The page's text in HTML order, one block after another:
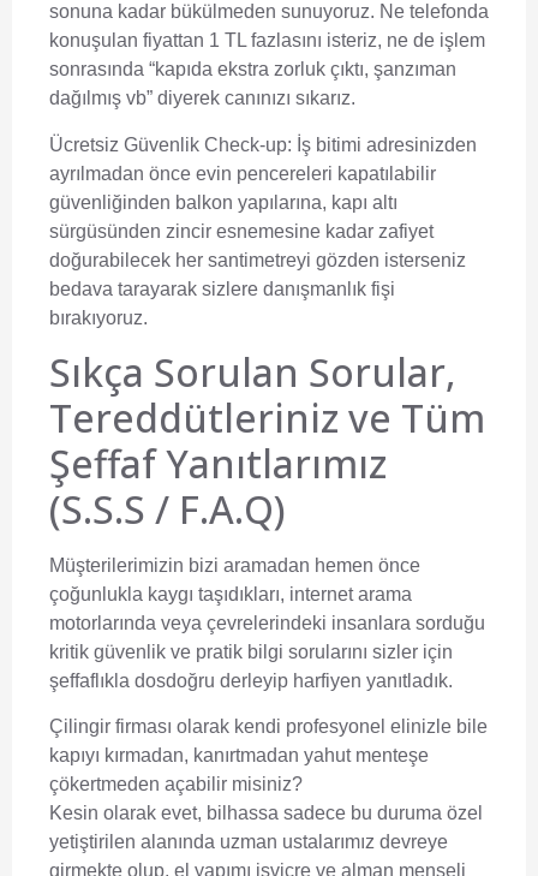
sonuna kadar bükülmeden sunuyoruz. Ne telefonda
konuşulan fiyattan 1 TL fazlasını isteriz, ne de işlem
sonrasında “kapıda ekstra zorluk çıktı, şanzıman
dağılmış vb” diyerek canınızı sıkarız.
Ücretsiz Güvenlik Check-up: İş bitimi adresinizden
ayrılmadan önce evin pencereleri kapatılabilir
güvenliğinden balkon yapılarına, kapı altı
sürgüsünden zincir esnemesine kadar zafiyet
doğurabilecek her santimetreyi gözden isterseniz
bedava tarayarak sizlere danışmanlık fişi
bırakıyoruz.
Sıkça Sorulan Sorular,
Tereddütleriniz ve Tüm
Şeffaf Yanıtlarımız
(S.S.S / F.A.Q)
Müşterilerimizin bizi aramadan hemen önce
çoğunlukla kaygı taşıdıkları, internet arama
motorlarında veya çevrelerindeki insanlara sorduğu
kritik güvenlik ve pratik bilgi sorularını sizler için
şeffaflıkla dosdoğru derleyip harfiyen yanıtladık.
Çilingir firması olarak kendi profesyonel elinizle bile
kapıyı kırmadan, kanırtmadan yahut menteşe
çökertmeden açabilir misiniz?
Kesin olarak evet, bilhassa sadece bu duruma özel
yetiştirilen alanında uzman ustalarımız devreye
girmekte olup, el yapımı isviçre ve alman menşeli